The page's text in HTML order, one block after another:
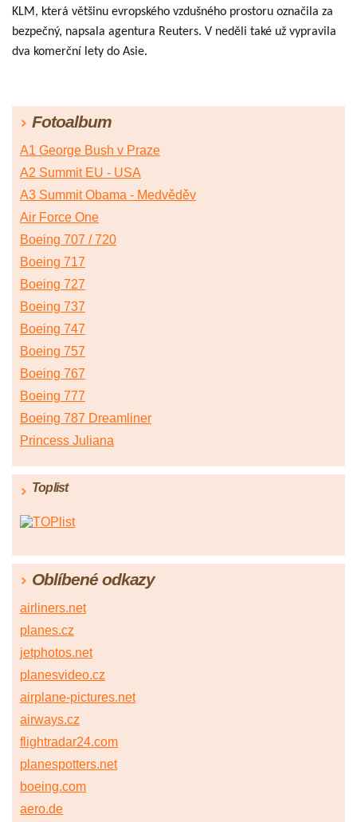
KLM, která většinu evropského vzdušného prostoru označila za
bezpečný, napsala agentura Reuters. V neděli také už vypravila
dva komerční lety do Asie.
Fotoalbum
A1 George Bush v Praze
A2 Summit EU - USA
A3 Summit Obama - Medvěděv
Air Force One
Boeing 707 / 720
Boeing 717
Boeing 727
Boeing 737
Boeing 747
Boeing 757
Boeing 767
Boeing 777
Boeing 787 Dreamliner
Princess Juliana
Toplist
Oblíbené odkazy
airliners.net
planes.cz
jetphotos.net
planesvideo.cz
airplane-pictures.net
airways.cz
flightradar24.com
planespotters.net
boeing.com
aero.de